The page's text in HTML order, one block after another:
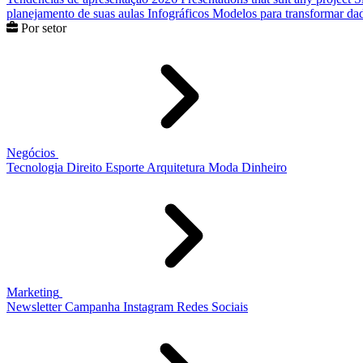
planejamento de suas aulas Infográficos Modelos para transformar
Por setor
Negócios
Tecnologia Direito Esporte Arquitetura Moda Dinheiro
Marketing
Newsletter Campanha Instagram Redes Sociais